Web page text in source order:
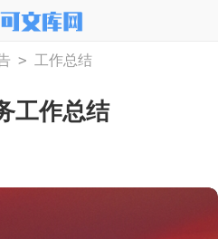
> 工作总结
工作总结